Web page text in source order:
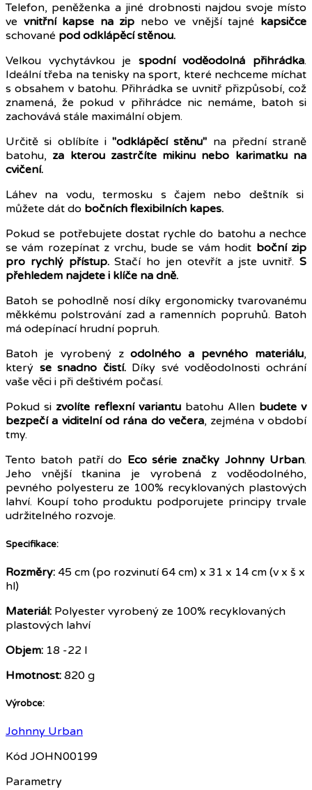
Telefon, peněženka a jiné drobnosti najdou svoje místo
ve vnitřní kapse na zip nebo ve vnější tajné kapsičce
schované pod odklápěcí stěnou.
Velkou vychytávkou je spodní voděodolná přihrádka.
Ideální třeba na tenisky na sport, které nechceme míchat
s obsahem v batohu. Přihrádka se uvnitř přizpůsobí, což
znamená, že pokud v přihrádce nic nemáme, batoh si
zachovává stále maximální objem.
Určitě si oblíbíte i "odklápěcí stěnu" na přední straně
batohu, za kterou zastrčíte mikinu nebo karimatku na
cvičení.
Láhev na vodu, termosku s čajem nebo deštník si
můžete dát do bočních flexibilních kapes.
Pokud se potřebujete dostat rychle do batohu a nechce
se vám rozepínat z vrchu, bude se vám hodit boční zip
pro rychlý přístup.Stačí ho jen otevřít a jste uvnitř. S
přehledem najdete i klíče na dně.
Batoh se pohodlně nosí díky ergonomicky tvarovanému
měkkému polstrování zad a ramenních popruhů. Batoh
má odepínací hrudní popruh.
Batoh je vyrobený zodolného a pevného materiálu,
který se snadno čistí.Díky své voděodolnosti ochrání
vaše věci i při deštivém počasí.
Pokud si zvolíte reflexní variantu batohu Allen budete v
bezpečí a viditelní od rána do večera, zejména v období
tmy.
Tento batoh patří do Eco série značky Johnny Urban.
Jeho vnější tkanina je vyrobená z voděodolného,
pevného polyesteru ze 100% recyklovaných plastových
lahví. Koupí toho produktu podporujete principy trvale
udržitelného rozvoje.
Specifikace:
Rozměry: 45 cm (po rozvinutí 64 cm) x 31 x 14 cm (v x š x
hl)
Materiál: Polyester vyrobený ze 100% recyklovaných
plastových lahví
Objem: 18 -22 l
Hmotnost: 820 g
Výrobce:
Johnny Urban
Kód JOHN00199
Parametry